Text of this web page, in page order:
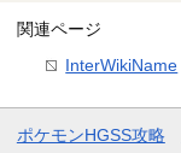
関連ページ
InterWikiName
ポケモンHGSS攻略